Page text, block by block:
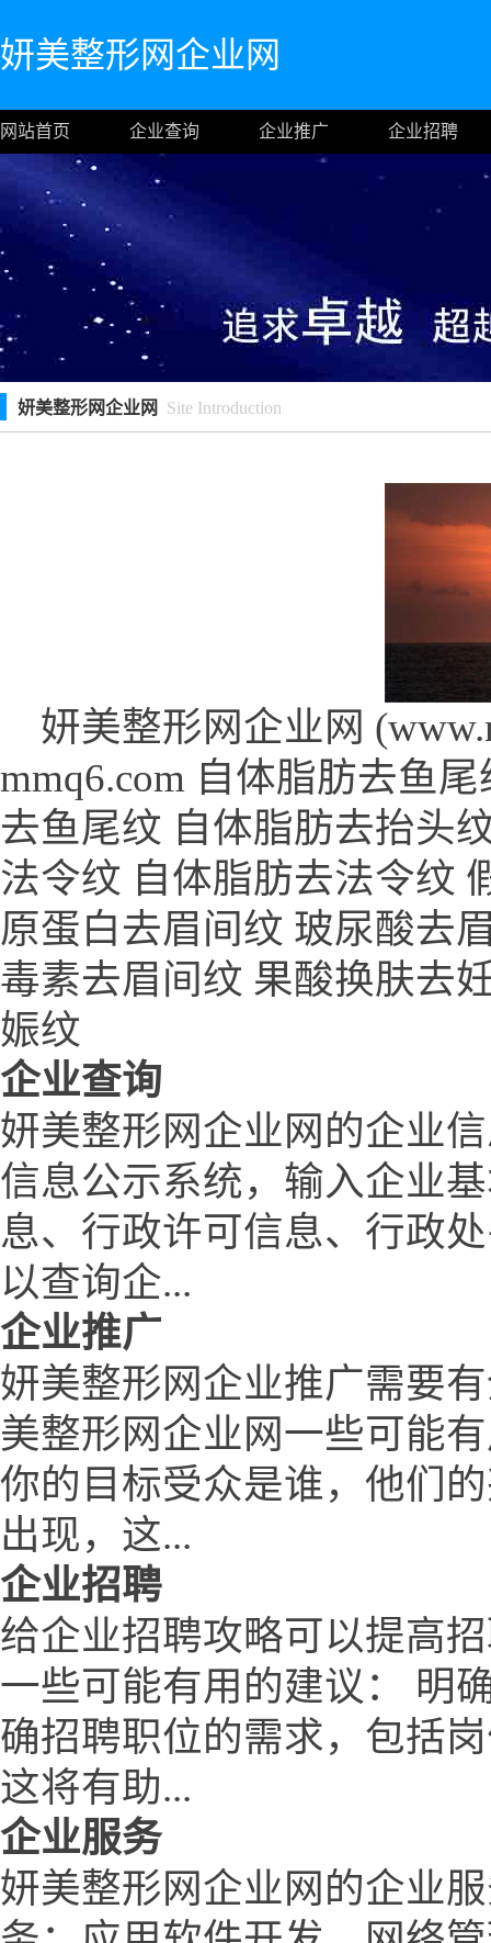
妍美整形网企业网
网站首页 企业查询 企业推广 企业招聘
妍美整形网企业网 Site Introduction
妍美整形网企业网
mmq6.com 自体脂肪去鱼
去鱼尾纹 自体脂肪去抬头
法令纹 自体脂肪去法令纹
原蛋白去眉间纹 玻尿酸去
毒素去眉间纹 果酸换肤去
娠纹
企业查询
妍美整形网企业网的企业
信息公示系统，输入企业
息、行政许可信息、行政
以查询企...
企业推广
妍美整形网企业推广需要
美整形网企业网一些可能
你的目标受众是谁，他们
出现，这...
企业招聘
给企业招聘攻略可以提高
一些可能有用的建议： 明
确招聘职位的需求，包括
这将有助...
企业服务
妍美整形网企业网的企业